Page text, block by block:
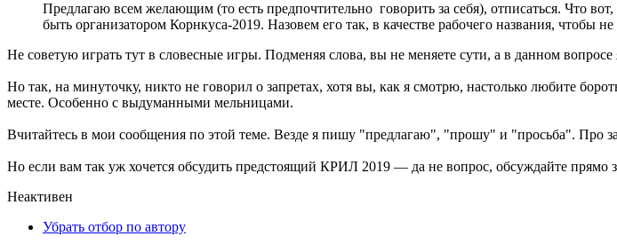
Предлагаю всем желающим (то есть предпочтительно говорить за себя), отписаться. Что
быть организатором Корнкуса-2019. Назовем его так, в качестве рабочего названия, чтобы не
Не советую играть тут в словесные игры. Подменяя слова, вы не меняете сути, а в данном
Но так, на минуточку, никто не говорил о запретах, хотя вы, как я смотрю, настолько любите
месте. Особенно с выдуманными мельницами.
Вчитайтесь в мои сообщения по этой теме. Везде я пишу "предлагаю", "прошу" и "просьба". Про
Но если вам так уж хочется обсудить предстоящий КРИЛ 2019 — да не вопрос, обсуждайте прямо
Неактивен
Убрать отбор по автору